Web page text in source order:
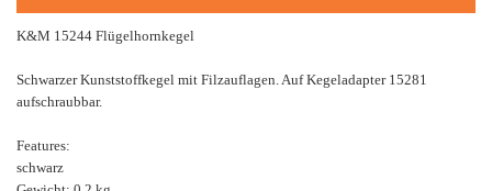
K&M 15244 Flügelhornkegel
Schwarzer Kunststoffkegel mit Filzauflagen. Auf Kegeladapter 15281
aufschraubbar.
Features:
schwarz